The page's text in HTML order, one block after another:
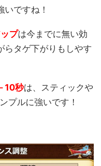
ですね！
プは今までに無い効
らタゲ下がりもしやす
10秒は、スティックや
プルに強いです！